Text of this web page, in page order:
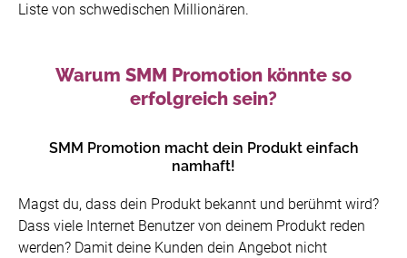
Liste von schwedischen Millionären.
Warum SMM Promotion könnte so
erfolgreich sein?
SMM Promotion macht dein Produkt einfach
namhaft!
Magst du, dass dein Produkt bekannt und berühmt wird?
Dass viele Internet Benutzer von deinem Produkt reden
werden? Damit deine Kunden dein Angebot nicht